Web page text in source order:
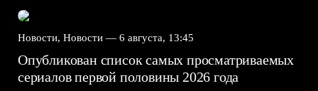
Новости, Новости — 6 августа, 13:45
Опубликован список самых просматриваемых
сериалов первой половины 2026 года